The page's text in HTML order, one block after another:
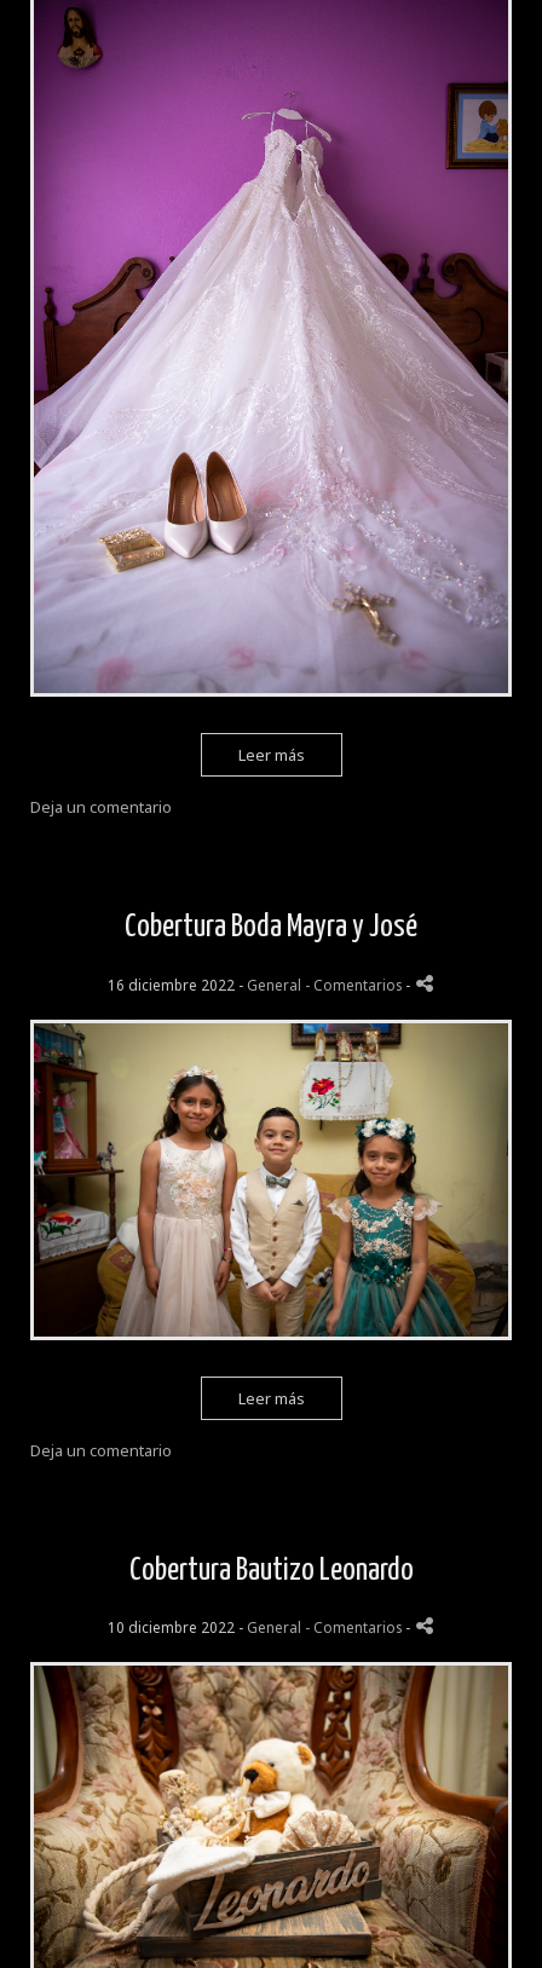
Leer más
Deja un comentario
Cobertura Boda Mayra y José
16 diciembre 2022 - General - Comentarios -
Leer más
Deja un comentario
Cobertura Bautizo Leonardo
10 diciembre 2022 - General - Comentarios -